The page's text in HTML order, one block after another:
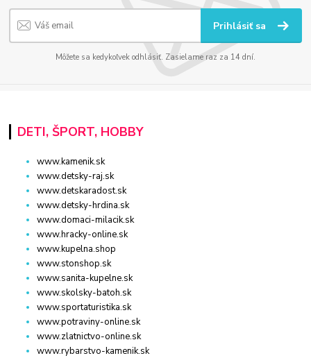
Prihlásiť sa
Môžete sa kedykoľvek odhlásiť. Zasielame raz za 14 dní.
DETI, ŠPORT, HOBBY
www.kamenik.sk
www.detsky-raj.sk
www.detskaradost.sk
www.detsky-hrdina.sk
www.domaci-milacik.sk
www.hracky-online.sk
www.kupelna.shop
www.stonshop.sk
www.sanita-kupelne.sk
www.skolsky-batoh.sk
www.sportaturistika.sk
www.potraviny-online.sk
www.zlatnictvo-online.sk
www.rybarstvo-kamenik.sk